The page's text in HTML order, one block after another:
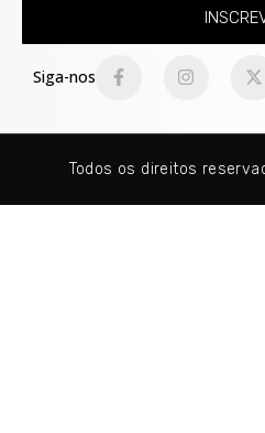
Siga-nos
Todos os direitos